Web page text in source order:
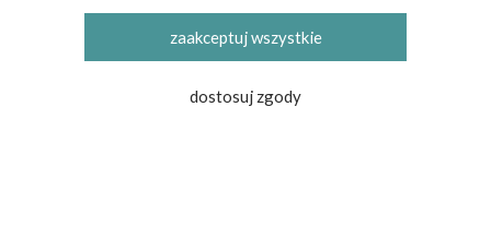
Opaska na głowę dla
niemowlaka muślinowa
| 0-3 mc | natural
29,99 zł
zaakceptuj wszystkie
dostosuj zgody